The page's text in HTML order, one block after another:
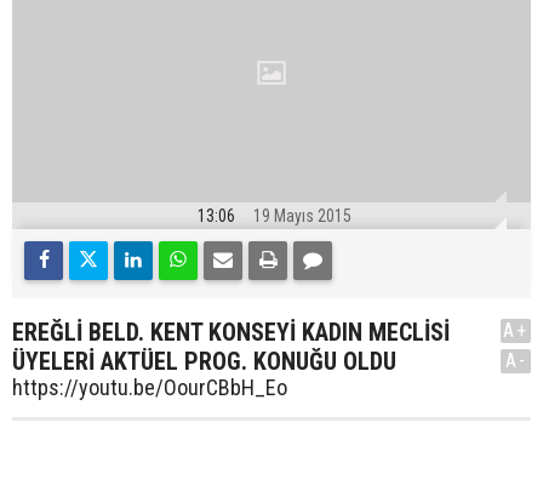
13:06 19 Mayıs 2015
EREĞLİ BELD. KENT KONSEYİ KADIN MECLİSİ
ÜYELERİ AKTÜEL PROG. KONUĞU OLDU
https://youtu.be/OourCBbH_Eo
A+
A-